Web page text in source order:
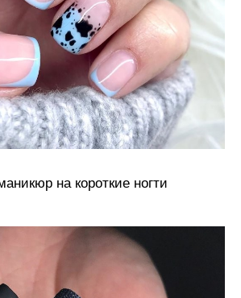
на короткие ногти